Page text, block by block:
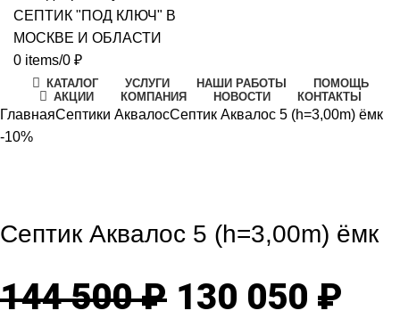
0 items/0 ₽
КАТАЛОГ УСЛУГИ НАШИ РАБОТЫ
ПОМОЩЬ
АКЦИИ
КОМПАНИЯ НОВОСТИ КОНТАКТЫ
ГлавнаяСептики АквалосСептик Аквалос 5 (h=3,00m) ёмк
-10%
Септик Аквалос 5 (h=3,00m) ёмк
144 500₽ 130 050 ₽